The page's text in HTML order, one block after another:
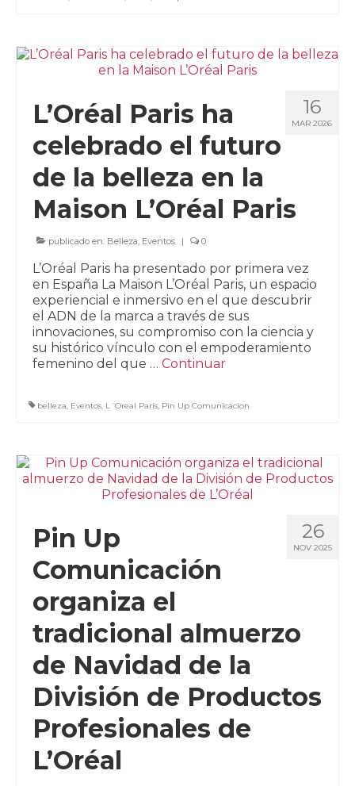
16
MAR 2026
L’Oréal Paris ha
celebrado el futuro
de la belleza en la
Maison L’Oréal Paris
publicado en: Belleza, Eventos | 0
L’Oréal Paris ha presentado por primera vez
en España La Maison L’Oréal Paris, un espacio
experiencial e inmersivo en el que descubrir
el ADN de la marca a través de sus
innovaciones, su compromiso con la ciencia y
su histórico vínculo con el empoderamiento
femenino del que … Continuar
belleza, Eventos, L´Oreal Paris, Pin Up Comunicacion
26
NOV 2025
Pin Up
Comunicación
organiza el
tradicional almuerzo
de Navidad de la
División de Productos
Profesionales de
L’Oréal